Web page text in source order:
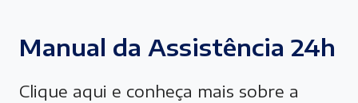
Manual da Assistência 24h
Clique aqui e conheça mais sobre a